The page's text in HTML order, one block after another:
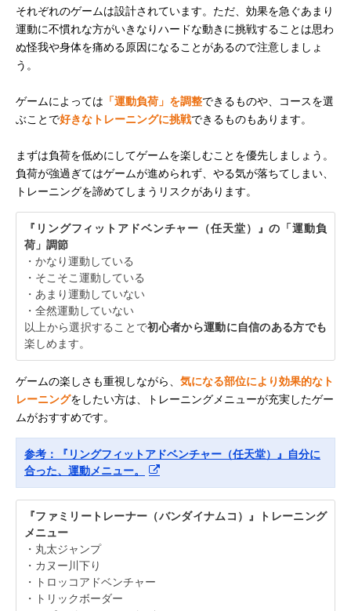
それぞれのゲームは設計されています。ただ、効果を急ぐあまり
運動に不慣れな方がいきなりハードな動きに挑戦することは思わ
ぬ怪我や身体を痛める原因になることがあるので注意しましょ
う。
ゲームによっては 「運動負荷」を調整できるものや、コースを選
ぶことで好きなトレーニングに挑戦できるものもあります。
まずは負荷を低めにしてゲームを楽しむことを優先しましょう。
負荷が強過ぎてはゲームが進められず、やる気が落ちてしまい、
トレーニングを諦めてしまうリスクがあります。
『リングフィットアドベンチャー（任天堂）』の「運動負
荷」調節
・かなり運動している
・そこそこ運動している
・あまり運動していない
・全然運動していない
以上から選択することで初心者から運動に自信のある方でも
楽しめます。
ゲームの楽しさも重視しながら、 気になる部位により効果的なト
レーニングをしたい方は、トレーニングメニューが充実したゲー
ムがおすすめです。
参考：『リングフィットアドベンチャー（任天堂）』自分に
合った、運動メニュー。
『ファミリートレーナー（バンダイナムコ）』トレーニング
メニュー
・丸太ジャンプ
・カヌー川下り
・トロッコアドベンチャー
・トリックボーダー